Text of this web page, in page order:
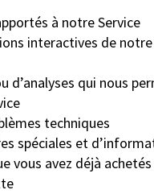
à notre Service
interactives de
d’analyses qui nous
techniques
spéciales et
vous avez déjà